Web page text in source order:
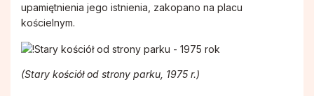
upamiętnienia jego istnienia, zakopano na placu
kościelnym.
(Stary kościół od strony parku, 1975 r.)